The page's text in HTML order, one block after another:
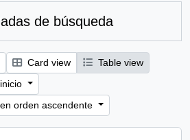
de búsqueda
Card view
Table view
orden ascendente